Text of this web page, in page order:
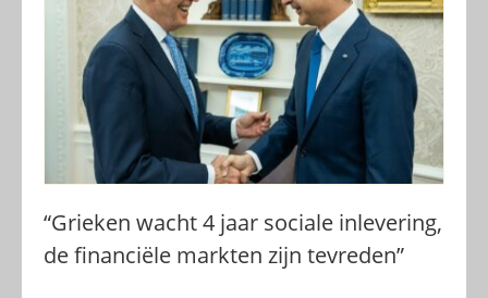
“Grieken wacht 4 jaar sociale inlevering,
de financiële markten zijn tevreden”